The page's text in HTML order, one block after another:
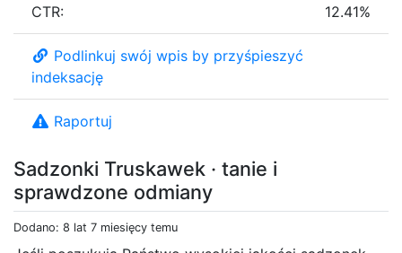
Sadzonki Truskawek · tanie i
sprawdzone odmiany
Dodano: 8 lat 7 miesięcy temu
CTR: 12.41%
Podlinkuj swój wpis by przyśpieszyć
indeksację
Raportuj